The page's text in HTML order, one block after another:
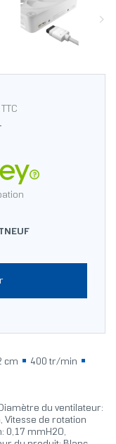
TTC
cm
400 tr/min
du ventilateur:
Vitesse de rotation
0,17 mmH2O,